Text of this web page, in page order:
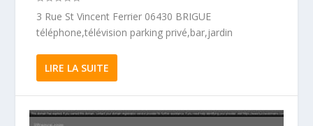
3 Rue St Vincent Ferrier 06430 BRIGUE
téléphone,télévision parking privé,bar,jardin
LIRE LA SUITE